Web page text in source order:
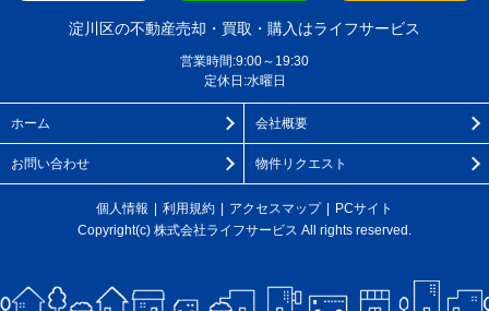
淀川区の不動産売却・買取・購入はライフサービス
営業時間:9:00～19:30
定休日:水曜日
ホーム 会社概要
お問い合わせ 物件リクエスト
個人情報 利用規約 アクセスマップ
PCサイト
Copyright(c) 株式会社ライフサービス All rights reserved.